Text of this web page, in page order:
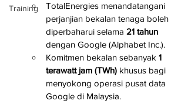
Training
TotalEnergies menandatangani
perjanjian bekalan tenaga boleh
diperbaharui selama 21 tahun
dengan Google (Alphabet Inc.).
Komitmen bekalan sebanyak 1
terawatt jam (TWh) khusus bagi
menyokong operasi pusat data
Google di Malaysia.